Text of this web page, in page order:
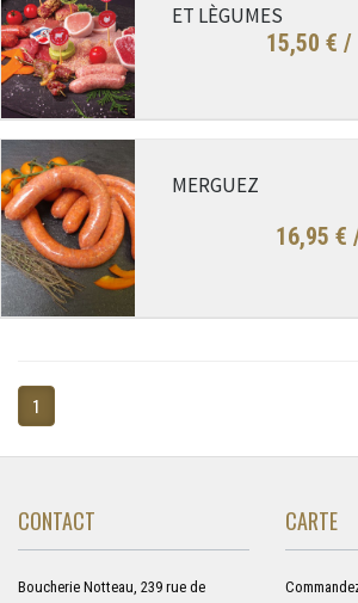
ET LÈGUMES
15,50 € /
MERGUEZ
16,95 €
1
CONTACT
Boucherie Notteau, 239 rue de
CARTE